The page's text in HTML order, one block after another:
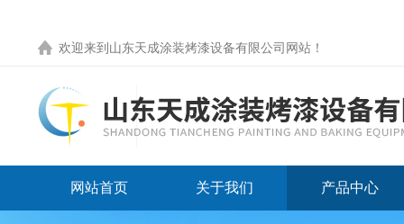
欢迎来到 山东天成涂装烤漆设备有限公司网站 ！
网站首页 关于我们 产品中心